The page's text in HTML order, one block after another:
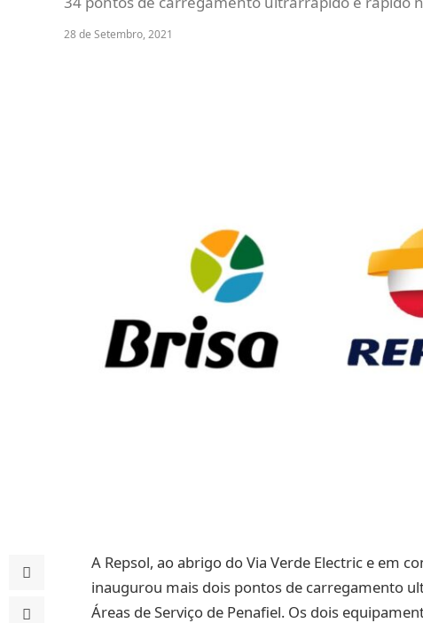
28 de Setembro, 2021
A Repsol, ao abrigo do Via Verde Electric e em
inaugurou mais dois pontos de carregamento
Áreas de Serviço de Penafiel. Os dois